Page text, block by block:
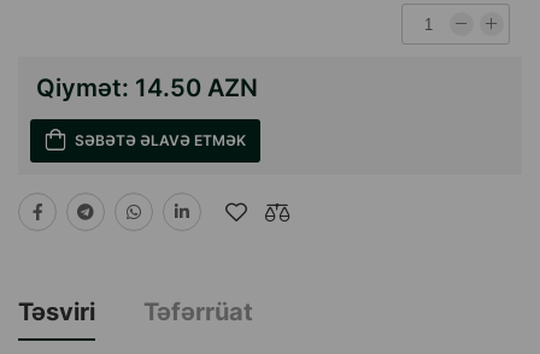
Qiymət: 14.50 AZN
SƏBƏTƏ ƏLAVƏ ETMƏK
Təsviri
Təfərrüat